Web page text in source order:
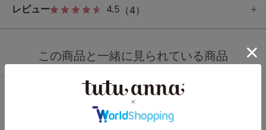
レビュー 4.5 （4）
この商品と一緒に見られている商品
ショーツ人気ランキング